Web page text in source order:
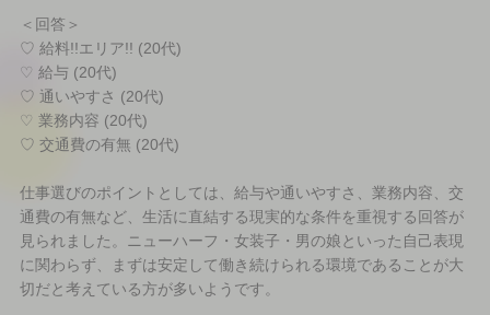
＜回答＞
♡ 給料!!エリア!! (20代)
♡ 給与 (20代)
♡ 通いやすさ (20代)
♡ 業務内容 (20代)
♡ 交通費の有無 (20代)
仕事選びのポイントとしては、給与や通いやすさ、業務内容、交
通費の有無など、生活に直結する現実的な条件を重視する回答が
見られました。ニューハーフ・女装子・男の娘といった自己表現
に関わらず、まずは安定して働き続けられる環境であることが大
切だと考えている方が多いようです。